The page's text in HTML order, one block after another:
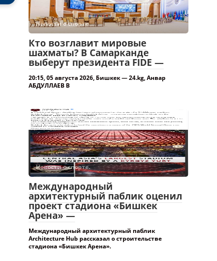
20:15, 05 августа 2026, Бишкек — 24.kg, Анвар
АБДУЛЛАЕВ В
Международный
архитектурный паблик оценил
проект стадиона «Бишкек
Арена» —
Международный архитектурный паблик
Architecture Hub рассказал о строительстве
стадиона «Бишкек Арена».